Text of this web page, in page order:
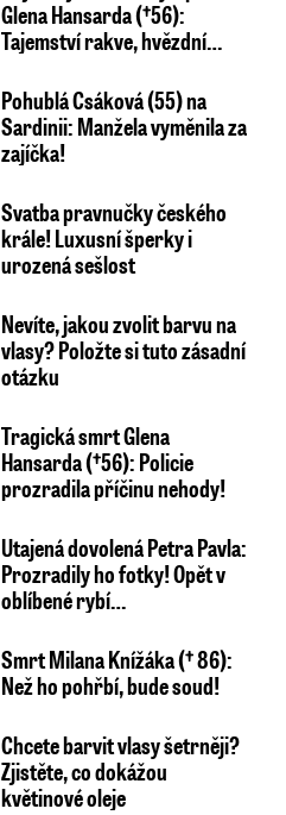
Glena Hansarda (†56):
Tajemství rakve, hvězdní…
Pohublá Csáková (55) na
Sardinii: Manžela vyměnila za
zajíčka!
Svatba pravnučky českého
krále! Luxusní šperky i
urozená sešlost
Nevíte, jakou zvolit barvu na
vlasy? Položte si tuto zásadní
otázku
Tragická smrt Glena
Hansarda (†56): Policie
prozradila příčinu nehody!
Utajená dovolená Petra Pavla:
Prozradily ho fotky! Opět v
oblíbené rybí…
Smrt Milana Knížáka († 86):
Než ho pohřbí, bude soud!
Chcete barvit vlasy šetrněji?
Zjistěte, co dokážou
květinové oleje